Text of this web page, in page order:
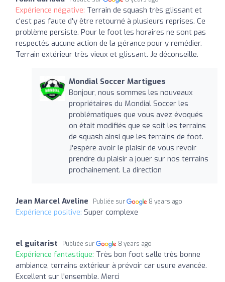
Expérience négative: Terrain de squash très glissant et
c'est pas faute d'y être retourné à plusieurs reprises. Ce
problème persiste. Pour le foot les horaires ne sont pas
respectés aucune action de la gérance pour y remédier.
Terrain extérieur très vieux et glissant. Je déconseille.
Mondial Soccer Martigues
Bonjour, nous sommes les nouveaux
propriétaires du Mondial Soccer les
problématiques que vous avez évoqués
on était modifiés que se soit les terrains
de squash ainsi que les terrains de foot.
J'espère avoir le plaisir de vous revoir
prendre du plaisir a jouer sur nos terrains
prochainement. La direction
Jean Marcel Aveline Publiée sur 8 years ago
Expérience positive: Super complexe
el guitarist Publiée sur 8 years ago
Expérience fantastique: Très bon foot salle très bonne
ambiance, terrains extérieur à prévoir car usure avancée.
Excellent sur l'ensemble. Merci